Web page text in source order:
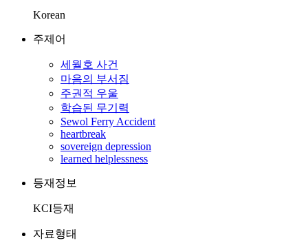
Korean
주제어
세월호 사건
마음의 부서짐
주권적 우울
학습된 무기력
Sewol Ferry Accident
heartbreak
sovereign depression
learned helplessness
등재정보
KCI등재
자료형태